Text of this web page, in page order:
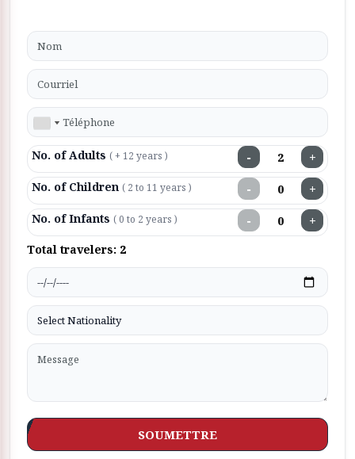
No. of Adults ( + 12 years ) − +
No. of Children ( 2 to 11 years ) − +
No. of Infants ( 0 to 2 years ) − +
Total travelers: 2
SOUMETTRE